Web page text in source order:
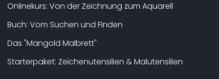
Onlinekurs: Von der Zeichnung zum Aquarell
Buch: Vom Suchen und Finden
Das "Mangold Malbrett"
Starterpaket: Zeichenutensilien & Malutensilien